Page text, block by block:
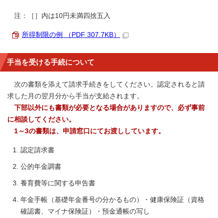
注：［］内は10円未満四捨五入
所得制限の例 （PDF 307.7KB）
手当を受ける手続について
次の書類を添えて請求手続きをしてください。認定されると請
求した月の翌月分から手当が支給されます。
下部以外にも書類が必要となる場合がありますので、必ず事前
に相談してください。
1～3の書類は、申請窓口にてお渡ししています。
認定請求書
公的年金調書
養育費等に関する申告書
年金手帳（基礎年金番号の分かるもの）・健康保険証（資格
確認書、マイナ保険証）・預金通帳の写し